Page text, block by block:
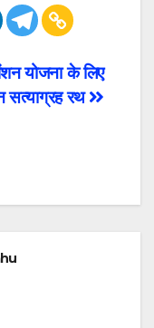
योजना के लिए
सत्याग्रह रथ